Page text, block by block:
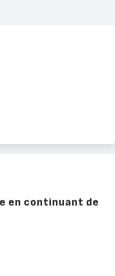
en continuant de